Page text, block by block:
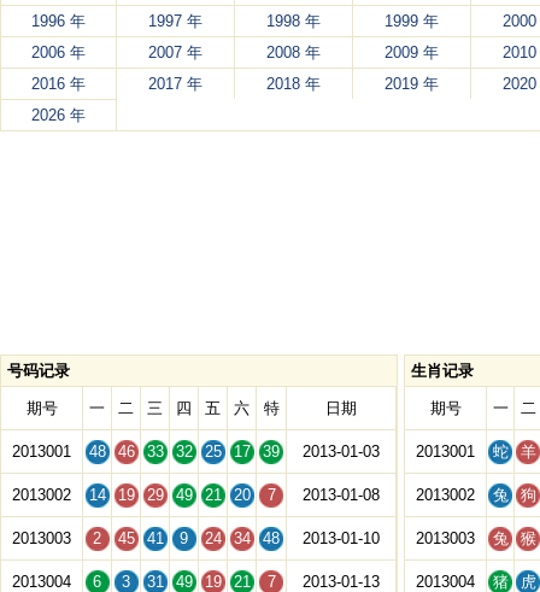
1996 年
1997 年 1998 年 1999 年
2000
2006 年
2007 年 2008 年 2009 年
2010
2016 年
2017 年 2018 年 2019 年
2020
2026 年
号码记录
期号 一 二 三 四 五 六 特 日期
2013001 48 46 33 32 25 17 39 2013-01-03
2013002 14 19 29 49 21 20 7 2013-01-08
2013003 2 45 41 9 24 34 48 2013-01-10
2013004 6 3 31 49 19 21 7 2013-01-13
生肖记录
期号 一 二
2013001 蛇 羊
2013002 兔 狗
2013003 兔 猴
2013004 猪 虎